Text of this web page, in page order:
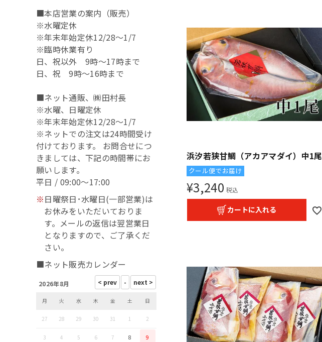
■本店営業の案内（販売）
※水曜定休
※年末年始定休12/28～1/7
※臨時休業有り
日、祝以外 9時～17時まで
日、祝 9時～16時まで
■ネット通販、㈱田村長
※水曜、日曜定休
※年末年始定休12/28～1/7
※ネットでの注文は24時間受け
付けております。 お問合せにつ
きましては、下記の時間帯にお
願いします。
平日 / 09:00～17:00
※日曜祭日･水曜日(一部営業)は
お休みをいただいておりま
す。メールの返信は翌営業日
となりますので、ご了承くだ
さい。
■ネット販売カレンダー
2026年8月
月 火 水 木 金 土 日
27 28 29 30 31 1 2
3 4 5 6 7 8 9
浜汐若狭甘鯛（アカアマダイ）中1尾
クール便でお届け
¥3,240 税込
カートに入れる